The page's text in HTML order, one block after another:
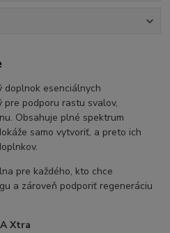
doplnok esenciálnych
pre podporu rastu svalov,
Obsahuje plné spektrum
samo vytvoriť, a preto ich
pre každého, kto chce
a zároveň podporiť regeneráciu
Xtra